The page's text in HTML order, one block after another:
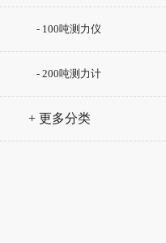
- 100吨测力仪
- 200吨测力计
+ 更多分类